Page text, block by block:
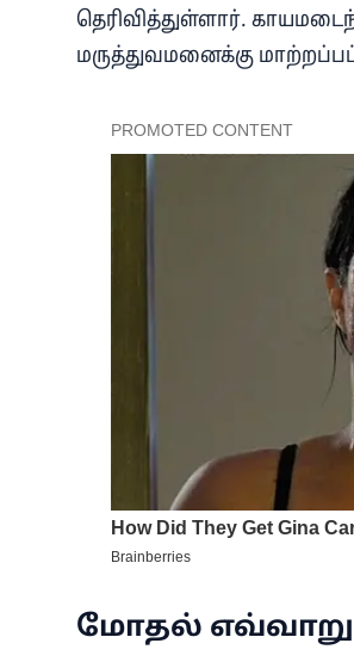
தெரிவித்துள்ளார்.
மருத்துவமனைக்கு
மோதல் எவ்வாறு